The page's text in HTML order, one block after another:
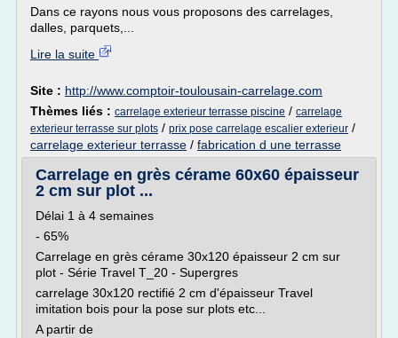
Dans ce rayons nous vous proposons des carrelages,
dalles, parquets,...
Lire la suite
Site : http://www.comptoir-toulousain-carrelage.com
Thèmes liés : carrelage exterieur terrasse piscine / carrelage
exterieur terrasse sur plots / prix pose carrelage escalier exterieur /
carrelage exterieur terrasse / fabrication d une terrasse
Carrelage en grès cérame 60x60 épaisseur
2 cm sur plot ...
Délai 1 à 4 semaines
- 65%
Carrelage en grès cérame 30x120 épaisseur 2 cm sur
plot - Série Travel T_20 - Supergres
carrelage 30x120 rectifié 2 cm d'épaisseur Travel
imitation bois pour la pose sur plots etc...
A partir de